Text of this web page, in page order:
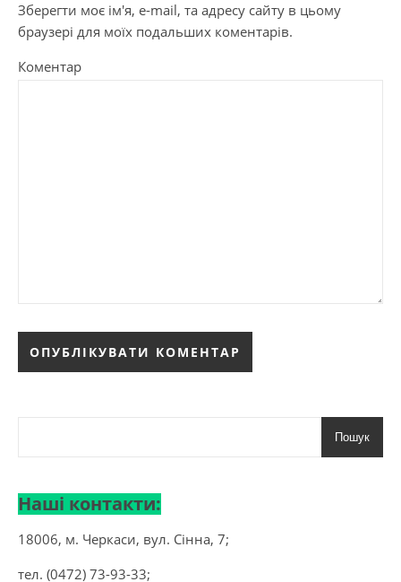
Зберегти моє ім'я, e-mail, та адресу сайту в цьому
браузері для моїх подальших коментарів.
Коментар
Пошук
Наші контакти:
18006, м. Черкаси, вул. Сінна, 7;
тел. (0472) 73-93-33;